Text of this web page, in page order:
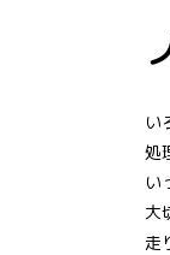
い
処
い
大
走